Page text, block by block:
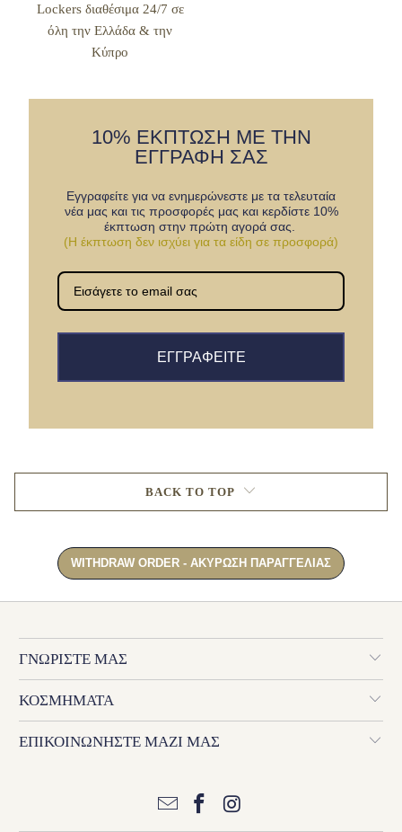
Lockers διαθέσιμα 24/7 σε
όλη την Ελλάδα & την
Κύπρο
10% ΕΚΠΤΩΣΗ ΜΕ ΤΗΝ
ΕΓΓΡΑΦΗ ΣΑΣ
Εγγραφείτε για να ενημερώνεστε με τα τελευταία
νέα μας και τις προσφορές μας και κερδίστε 10%
έκπτωση στην πρώτη αγορά σας.
(Η έκπτωση δεν ισχύει για τα είδη σε προσφορά)
ΕΓΓΡΑΦΕΙΤΕ
BACK TO TOP
ΓΝΩΡΙΣΤΕ ΜΑΣ
ΚΟΣΜΗΜΑΤΑ
ΕΠΙΚΟΙΝΩΝΗΣΤΕ ΜΑΖΙ ΜΑΣ